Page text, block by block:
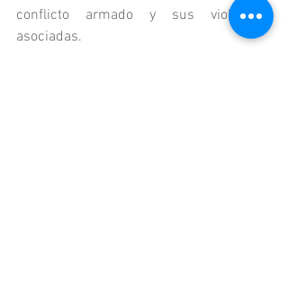
conflicto armado y sus violencias
asociadas.